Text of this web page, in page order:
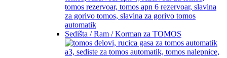
Sedišta / Ram / Korman za TOMOS